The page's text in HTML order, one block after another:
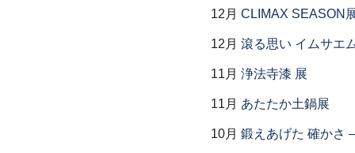
12月 CLIMAX SEASON
12月 滾る思い イムサエ
11月 浄法寺漆 展
11月 あたたか土鍋展
10月 鍛えあげた 確かさ